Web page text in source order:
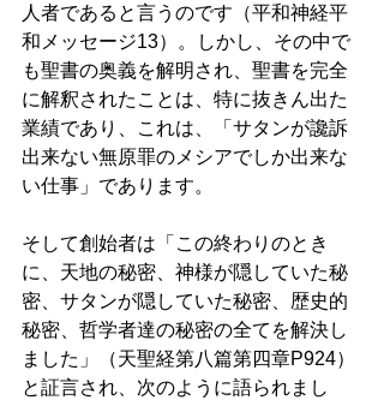
人者であると言うのです（平和神経平
和メッセージ13）。しかし、その中で
も聖書の奥義を解明され、聖書を完全
に解釈されたことは、特に抜きん出た
業績であり、これは、「サタンが讒訴
出来ない無原罪のメシアでしか出来な
い仕事」であります。
そして創始者は「この終わりのとき
に、天地の秘密、神様が隠していた秘
密、サタンが隠していた秘密、歴史的
秘密、哲学者達の秘密の全てを解決し
ました」（天聖経第八篇第四章P924）
と証言され、次のように語られまし